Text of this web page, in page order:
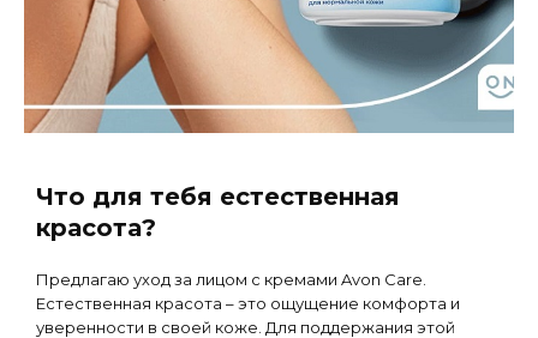
Что для тебя естественная
красота?
Предлагаю уход за лицом с кремами Avon Care.
Естественная красота – это ощущение комфорта и
уверенности в своей коже. Для поддержания этой